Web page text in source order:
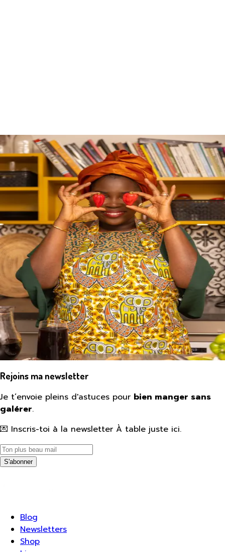
Rejoins ma newsletter
Je t’envoie pleins d'astuces pour bien manger sans
galérer.
💌 Inscris-toi à la newsletter À table juste ici.
S'abonner
Blog
Newsletters
Shop